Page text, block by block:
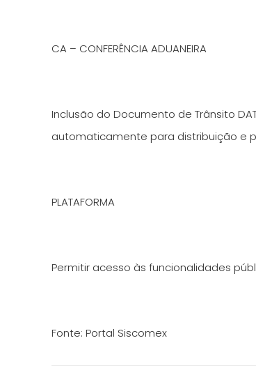
CA – CONFERÊNCIA ADUANEIRA
Inclusão do Documento de Trânsito
automaticamente para distribuição e
PLATAFORMA
Permitir acesso às funcionalidades
Fonte: Portal Siscomex